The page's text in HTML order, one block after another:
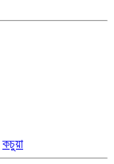
কচুয়া